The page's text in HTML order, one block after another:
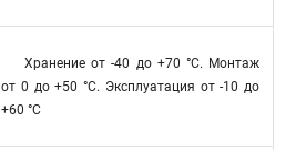
Хранение от -40 до +70 °C. Монтаж
от 0 до +50 °C. Эксплуатация от -10 до
+60 °C